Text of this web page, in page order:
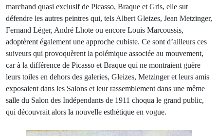
marchand quasi exclusif de Picasso, Braque et Gris, elle sut
défendre les autres peintres qui, tels Albert Gleizes, Jean Metzinger,
Fernand Léger, André Lhote ou encore Louis Marcoussis,
adoptèrent également une approche cubiste. Ce sont d’ailleurs ces
suiveurs qui provoquèrent la polémique associée au mouvement,
car à la différence de Picasso et Braque qui ne montraient guère
leurs toiles en dehors des galeries, Gleizes, Metzinger et leurs amis
exposaient dans les Salons et leur rassemblement dans une même
salle du Salon des Indépendants de 1911 choqua le grand public,
qui découvrait alors la nouvelle esthétique en vogue.